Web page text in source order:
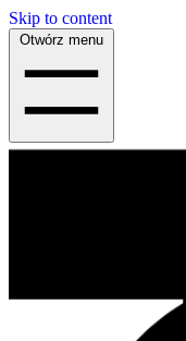
Skip to content
Otwórz menu